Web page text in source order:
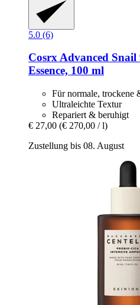
5.0 (6)
CosrxAdvanced
Essence, 100 ml
Für normale, trockene
Ultraleichte Textur
Repariert & beruhigt
€ 27,00 (€ 270,00 / l)
Zustellung bis 08. August